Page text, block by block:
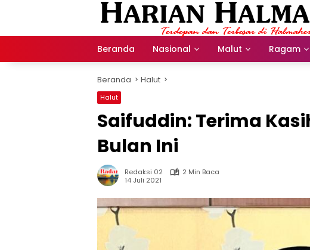
Beranda Nasional Malut Ragam
Beranda Halut
Halut
Saifuddin: Terima
Bulan Ini
Redaksi 02
2 Min Baca
14 Juli 2021